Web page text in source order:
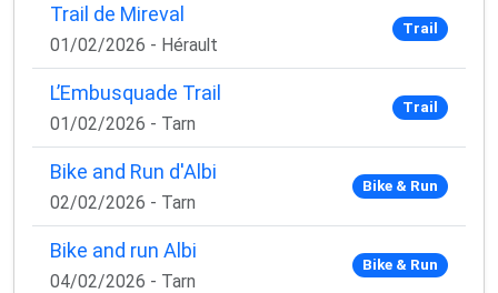
Oui, je veux progresser 💪
Aucun spam, vous pouvez vous désinscrire à tout
Trail de Mireval
01/02/2026 - Hérault
Trail
L’Embusquade Trail
01/02/2026 - Tarn
Trail
Bike and Run d'Albi
02/02/2026 - Tarn
Bike & Run
Bike and run Albi
04/02/2026 - Tarn
Bike & Run